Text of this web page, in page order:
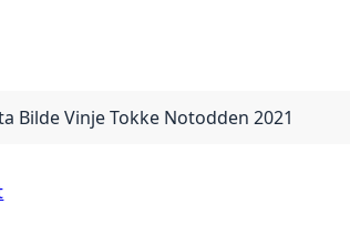
Bilde Vinje Tokke Notodden 2021